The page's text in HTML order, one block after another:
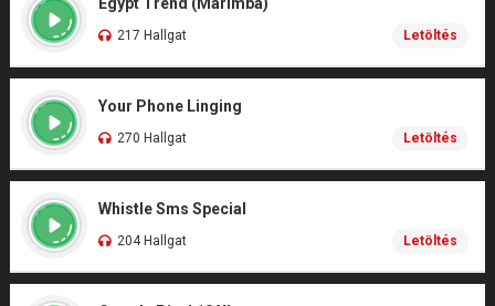
217 Hallgat Letöltés
Your Phone Linging
270 Hallgat Letöltés
Whistle Sms Special
204 Hallgat Letöltés